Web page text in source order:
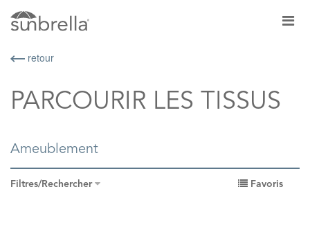
retour
PARCOURIR LES TISSUS
Ameublement
Filtres/Rechercher Favoris